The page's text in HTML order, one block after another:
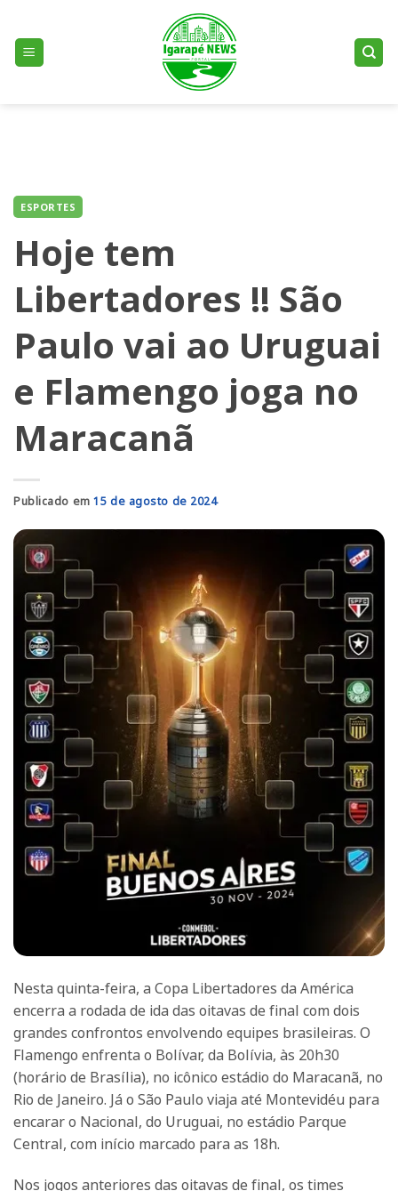
content
ESPORTES
Hoje tem
Libertadores !! São
Paulo vai ao Uruguai
e Flamengo joga no
Maracanã
Publicado em15 de agosto de 2024
Nesta quinta-feira, a Copa Libertadores da América
encerra a rodada de ida das oitavas de final com dois
grandes confrontos envolvendo equipes brasileiras. O
Flamengo enfrenta o Bolívar, da Bolívia, às 20h30
(horário de Brasília), no icônico estádio do Maracanã, no
Rio de Janeiro. Já o São Paulo viaja até Montevidéu para
encarar o Nacional, do Uruguai, no estádio Parque
Central, com início marcado para as 18h.
Nos jogos anteriores das oitavas de final, os times